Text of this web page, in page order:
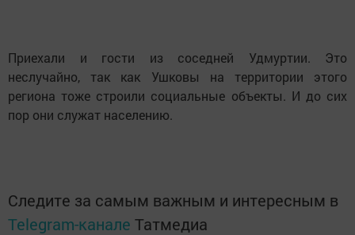
Приехали и гости из соседней Удмуртии. Это
неслучайно, так как Ушковы на территории этого
региона тоже строили социальные объекты. И до сих
пор они служат населению.
Следите за самым важным и интересным в
Telegram-канале Татмедиа